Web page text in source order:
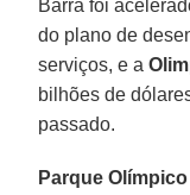
Barra foi
do plano de
serviços, e a
bilhões de
passado.
Parque Olímpico